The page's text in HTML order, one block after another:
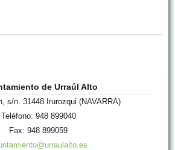
de Urraúl Alto
s/n. 31448 Irurozqui (NAVARRA)
Teléfono: 948 899040
Fax: 948 899059